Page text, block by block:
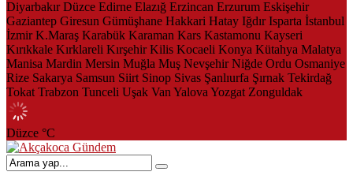
Diyarbakır Düzce Edirne Elazığ Erzincan Erzurum Eskişehir
Gaziantep Giresun Gümüşhane Hakkari Hatay Iğdır Isparta İstanbul
İzmir K.Maraş Karabük Karaman Kars Kastamonu Kayseri
Kırıkkale Kırklareli Kırşehir Kilis Kocaeli Konya Kütahya Malatya
Manisa Mardin Mersin Muğla Muş Nevşehir Niğde Ordu Osmaniye
Rize Sakarya Samsun Siirt Sinop Sivas Şanlıurfa Şırnak Tekirdağ
Tokat Trabzon Tunceli Uşak Van Yalova Yozgat Zonguldak
Düzce °C